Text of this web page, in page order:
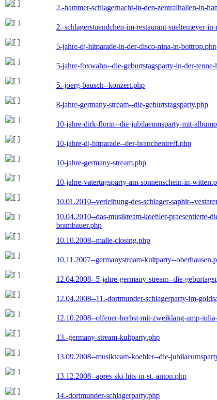
2.-hammer-schlagernacht-in-den-zentralhallen-in-
2.-schlagerstuendchen-im-restaurant-sueltemeyer-
5-jahre-dj-hitparade-in-der-disco-nina-in-bottrop.php
5-jahre-foxwahn--die-geburtstagsparty-in-der-tenne-
5.-joerg-bausch--konzert.php
8-jahre-germany-stream--die-geburtstagsparty.php
10-jahre-dirk-florin--die-jubilaeumsparty-mit-
10-jahre-dj-hitparade--der-branchentreff.php
10-jahre-germany-stream.php
10-jahre-vatertagsparty-am-sonnenschein-in-
10.01.2010--verleihung-des-schlager-saphir--
10.04.2010--das-musikteam-koehler-praesentierte-
brambauer.php
10.10.2008--malle-closing.php
10.11.2007--germanystream-kultparty--
12.04.2008--5-jahre-germany-stream--die-
12.04.2008--11.-dortmunder-schlagerparty-im-
12.10.2008--olfener-herbst-mit-zweiklang-amp-
13.-germany-stream-kultparty.php
13.09.2008--musikteam-koehler--die-
13.12.2008--apres-ski-hits-in-st.-anton.php
14.-dortmunder-schlagerparty.php